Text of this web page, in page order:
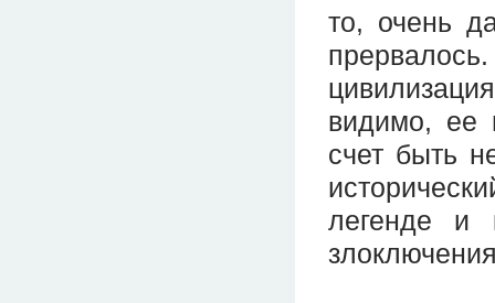
то, очень
видимо, ее
счет быть
легенде и